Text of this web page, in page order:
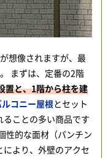
想像されますが、最
まずは、定番の2階
置と、1階から柱を建
コニー屋根とセット
ことの多い商品です
性的な面材（パンチン
より、外壁のアクセ